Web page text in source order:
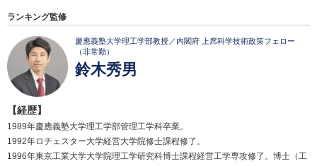
ランキング監修
慶應義塾大学理工学部教授／内閣府 上席科学技術政策フェロー
（非常勤）
鈴木秀男
【経歴】
1989年慶應義塾大学理工学部管理工学科卒業。
1992年ロチェスター大学経営大学院修士課程修了。
1996年東京工業大学大学院理工学研究科博士課程経営工学専攻修了。博士（工